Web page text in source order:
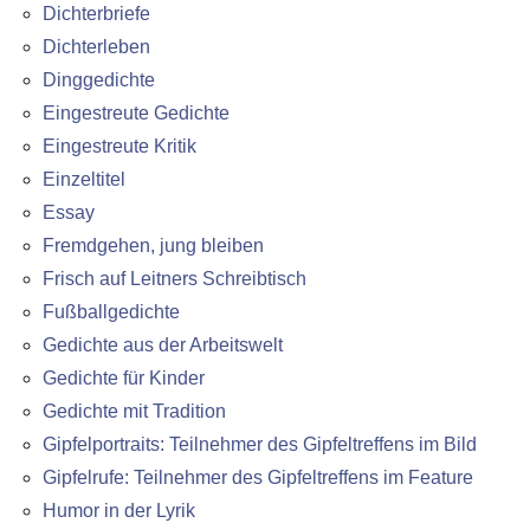
Dichterbriefe
Dichterleben
Dinggedichte
Eingestreute Gedichte
Eingestreute Kritik
Einzeltitel
Essay
Fremdgehen, jung bleiben
Frisch auf Leitners Schreibtisch
Fußballgedichte
Gedichte aus der Arbeitswelt
Gedichte für Kinder
Gedichte mit Tradition
Gipfelportraits: Teilnehmer des Gipfeltreffens im Bild
Gipfelrufe: Teilnehmer des Gipfeltreffens im Feature
Humor in der Lyrik